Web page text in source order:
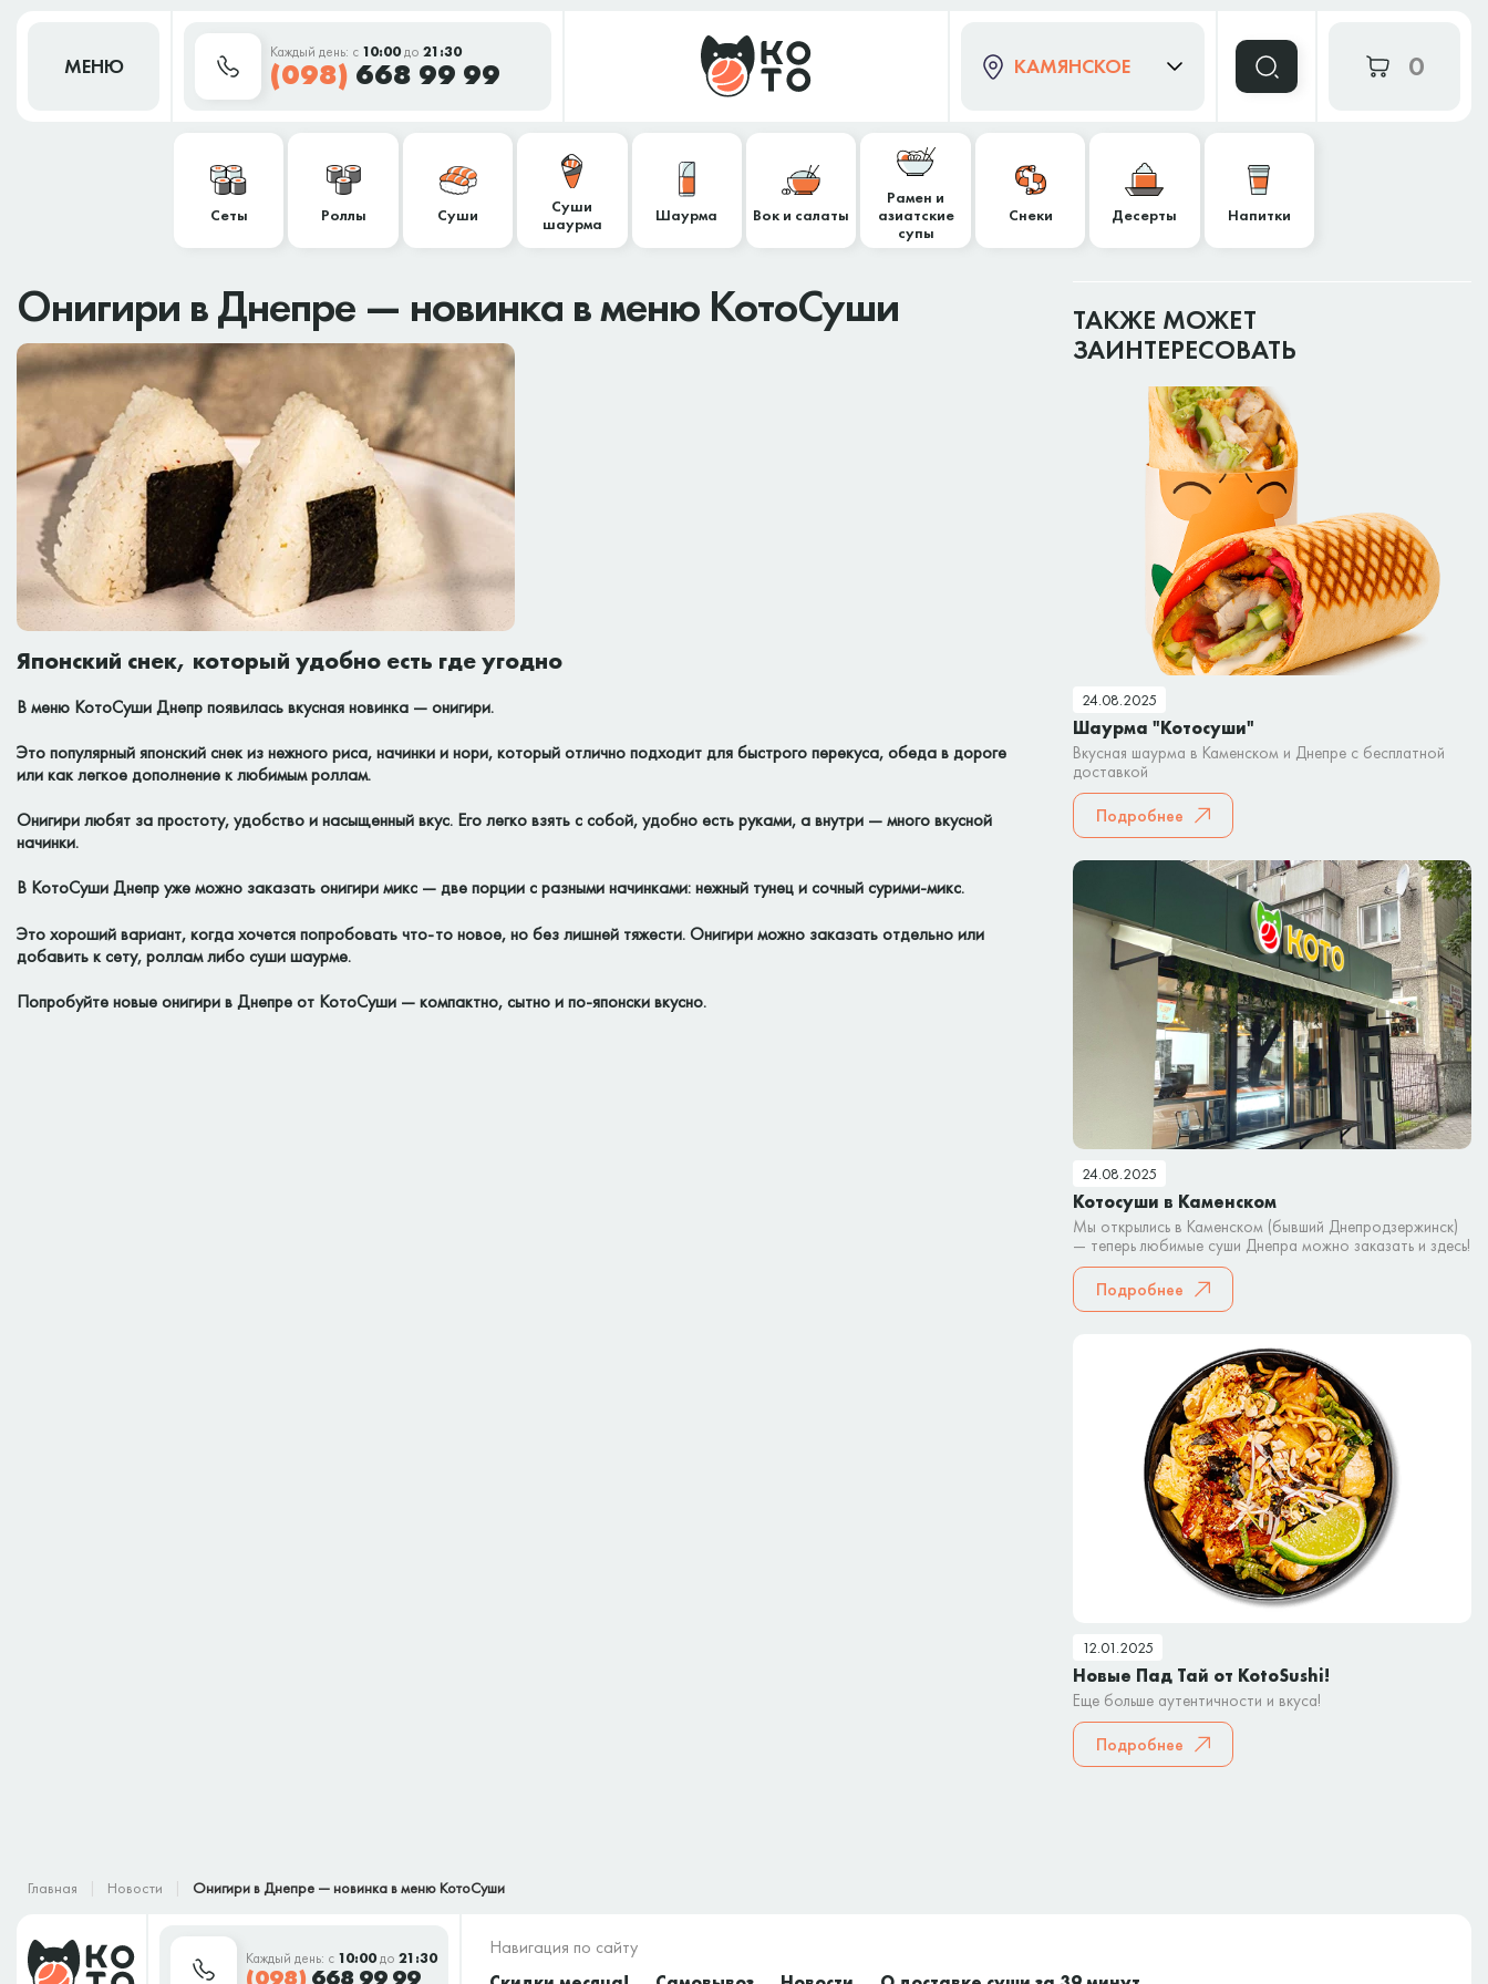
МЕНЮ
Каждый день: с 10:00до 21:30
(098) 668 99 99 КАМЯНСКОЕ 0
Сеты Роллы Суши
Суши
шаурма
Шаурма Вок и салаты
Рамен и
азиатские
супы
Снеки Десерты Напитки
Онигири в Днепре — новинка в меню КотоСуши
Японский снек, который удобно есть где угодно
В меню КотоСуши Днепр появилась вкусная новинка — онигири.
Это популярный японский снек из нежного риса, начинки и нори, который отлично подходит для быстрого перекуса, обеда в дороге
или как легкое дополнение к любимым роллам.
Онигири любят за простоту, удобство и насыщенный вкус. Его легко взять с собой, удобно есть руками, а внутри — много вкусной
начинки.
В КотоСуши Днепр уже можно заказать онигири микс — две порции с разными начинками: нежный тунец и сочный сурими-микс.
Это хороший вариант, когда хочется попробовать что-то новое, но без лишней тяжести. Онигири можно заказать отдельно или
добавить к сету, роллам либо суши шаурме.
Попробуйте новые онигири в Днепре от КотоСуши — компактно, сытно и по-японски вкусно.
ТАКЖЕ МОЖЕТ
ЗАИНТЕРЕСОВАТЬ
24.08.2025
Шаурма "Котосуши"
Вкусная шаурма в Каменском и Днепре с бесплатной
доставкой
Подробнее
24.08.2025
Котосуши в Каменском
Мы открылись в Каменском (бывший Днепродзержинск)
— теперь любимые суши Днепра можно заказать и здесь!
Подробнее
12.01.2025
Новые Пад Тай от KotoSushi!
Еще больше аутентичности и вкуса!
Подробнее
Главная Новости Онигири в Днепре — новинка в меню КотоСуши
Каждый день: с 10:00до 21:30
(098) 668 99 99
Навигация по сайту